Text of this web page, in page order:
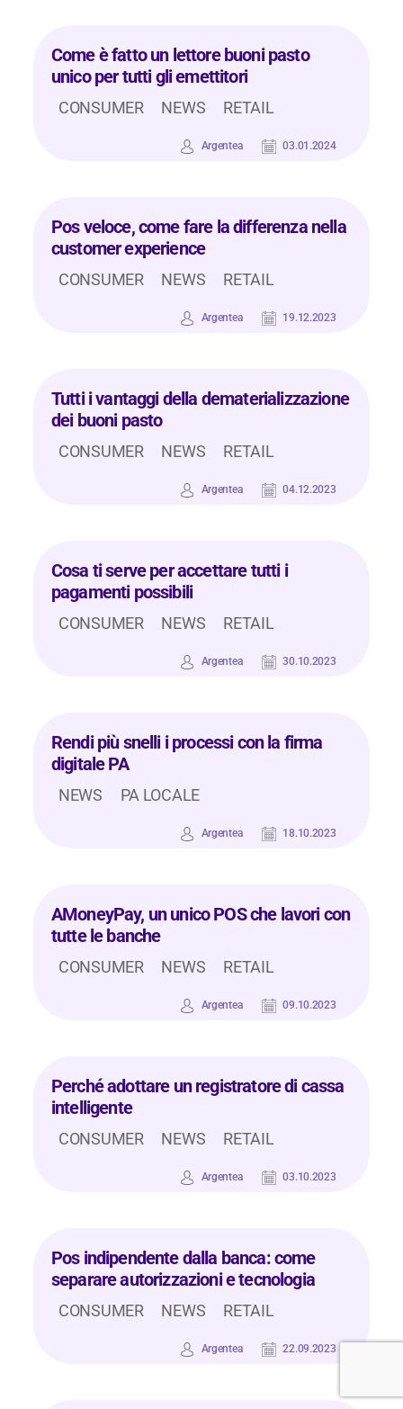
Come è fatto un lettore buoni pasto
unico per tutti gli emettitori
CONSUMER NEWS RETAIL
Argentea 03.01.2024
Pos veloce, come fare la differenza nella
customer experience
CONSUMER NEWS RETAIL
Argentea 19.12.2023
Tutti i vantaggi della dematerializzazione
dei buoni pasto
CONSUMER NEWS RETAIL
Argentea 04.12.2023
Cosa ti serve per accettare tutti i
pagamenti possibili
CONSUMER NEWS RETAIL
Argentea 30.10.2023
Rendi più snelli i processi con la firma
digitale PA
NEWS PA LOCALE
Argentea 18.10.2023
AMoneyPay, un unico POS che lavori con
tutte le banche
CONSUMER NEWS RETAIL
Argentea 09.10.2023
Perché adottare un registratore di cassa
intelligente
CONSUMER NEWS RETAIL
Argentea 03.10.2023
Pos indipendente dalla banca: come
separare autorizzazioni e tecnologia
CONSUMER NEWS RETAIL
Argentea 22.09.2023